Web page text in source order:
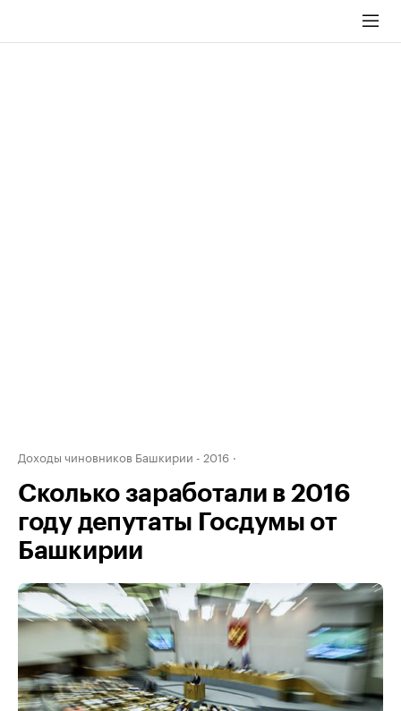
Доходы чиновников Башкирии - 2016
Сколько заработали в 2016
году депутаты Госдумы от
Башкирии